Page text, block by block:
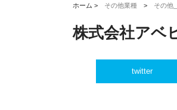
ホーム > その他業種 > その他
株式会社アベ
twitter